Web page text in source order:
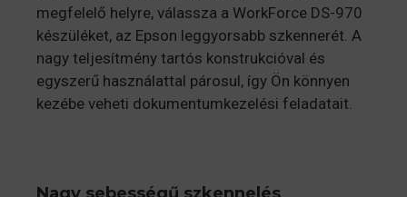
megfelelő helyre, válassza a WorkForce DS-970
készüléket, az Epson leggyorsabb szkennerét. A
nagy teljesítmény tartós konstrukcióval és
egyszerű használattal párosul, így Ön könnyen
kezébe veheti dokumentumkezelési feladatait.